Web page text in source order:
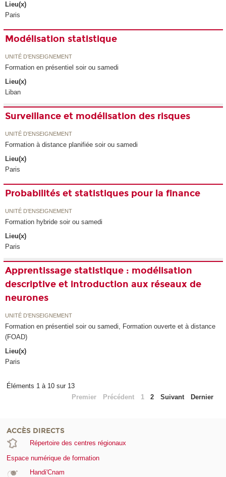
Lieu(x)
Paris
Modélisation statistique
UNITÉ D’ENSEIGNEMENT
Formation en présentiel soir ou samedi
Lieu(x)
Liban
Surveillance et modélisation des risques
UNITÉ D’ENSEIGNEMENT
Formation à distance planifiée soir ou samedi
Lieu(x)
Paris
Probabilités et statistiques pour la finance
UNITÉ D’ENSEIGNEMENT
Formation hybride soir ou samedi
Lieu(x)
Paris
Apprentissage statistique : modélisation
descriptive et introduction aux réseaux de
neurones
UNITÉ D’ENSEIGNEMENT
Formation en présentiel soir ou samedi, Formation ouverte et à distance
(FOAD)
Lieu(x)
Paris
Éléments 1 à 10 sur 13
Premier
Précédent 1 2 Suivant Dernier
ACCÈS DIRECTS
Répertoire des centres régionaux
Espace numérique de formation
Handi'Cnam